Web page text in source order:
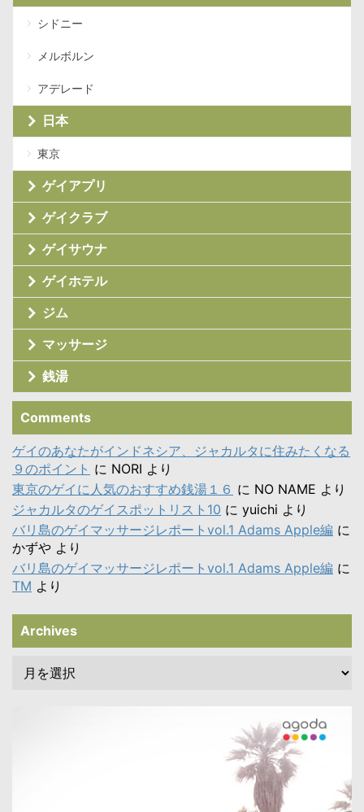
シドニー
メルボルン
アデレード
日本
東京
ゲイアプリ
ゲイクラブ
ゲイサウナ
ゲイホテル
ジム
マッサージ
銭湯
Comments
ゲイのあなたがインドネシア、ジャカルタに住みたくなる
９のポイント に NORI より
東京のゲイに人気のおすすめ銭湯１６ に NO NAME より
ジャカルタのゲイスポットリスト10 に yuichi より
バリ島のゲイマッサージレポートvol.1 Adams Apple編 に
かずや より
バリ島のゲイマッサージレポートvol.1 Adams Apple編 に
TM より
Archives